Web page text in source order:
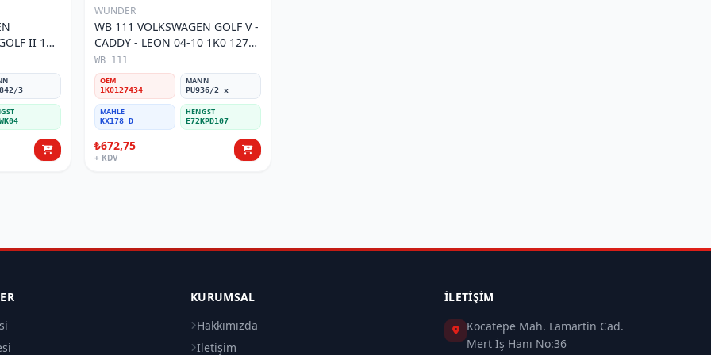
II 191
842/3
WUNDER
WB 111 VOLKSWAGEN GOLF V -
CADDY - LEON 04-10 1K0 127
434 Yakıt/Mazot Filtresi
WB 111
OEM
1K0127434
MANN
PU936/2 x
MAHLE
KX178 D
HENGST
E72KPD107
₺672,75
+ KDV
KURUMSAL
Hakkımızda
İletişim
İLETIŞIM
Kocatepe Mah. Lamartin Cad.
Mert İş Hanı No:36